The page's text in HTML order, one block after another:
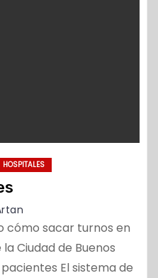
HOSPITALES
cómo sacar turnos en
Ciudad de Buenos
El sistema de